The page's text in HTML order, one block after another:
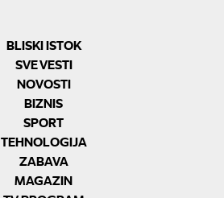
BLISKI ISTOK
SVE VESTI
NOVOSTI
BIZNIS
SPORT
TEHNOLOGIJA
ZABAVA
MAGAZIN